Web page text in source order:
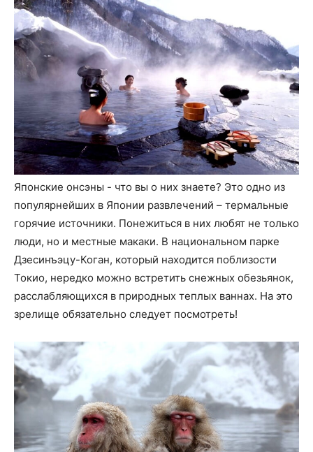
Японские онсэны - что вы о них знаете? Это одно из
популярнейших в Японии развлечений – термальные
горячие источники. Понежиться в них любят не только
люди, но и местные макаки. В национальном парке
Дзесинъэцу-Коган, который находится поблизости
Токио, нередко можно встретить снежных обезьянок,
расслабляющихся в природных теплых ваннах. На это
зрелище обязательно следует посмотреть!